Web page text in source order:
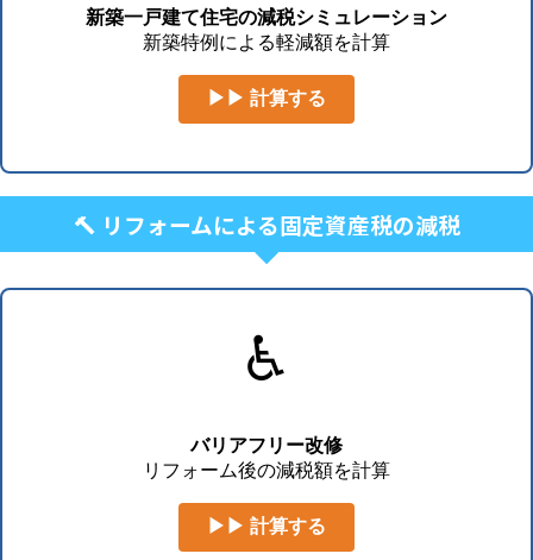
新築一戸建て住宅の減税シミュレーション
新築特例による軽減額を計算
▶▶ 計算する
🔨 リフォームによる固定資産税の減税
♿
バリアフリー改修
リフォーム後の減税額を計算
▶▶ 計算する